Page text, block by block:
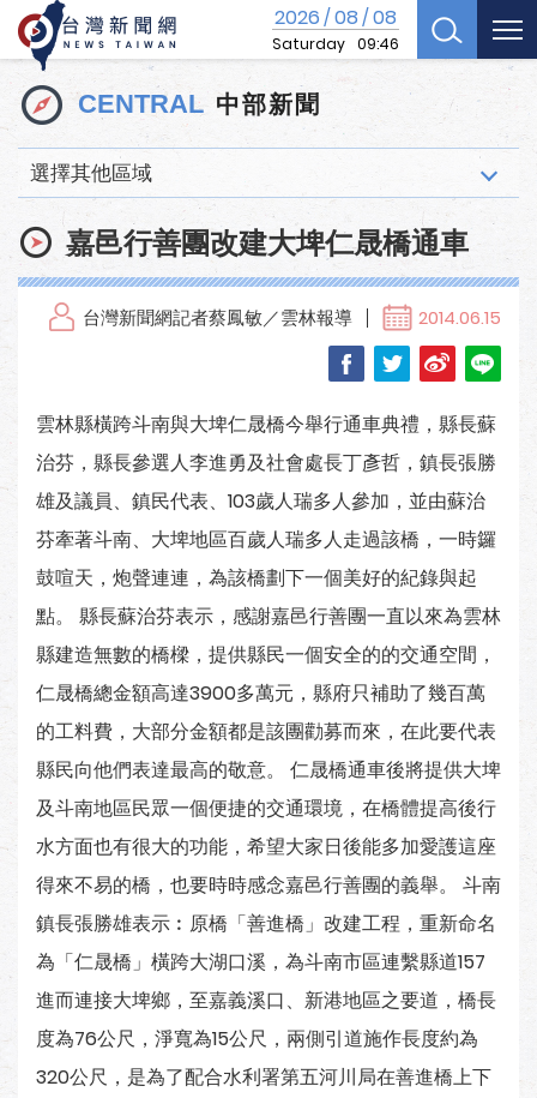
2026/08/08
Saturday 09:46
CENTRAL 中部新聞
選擇其他區域
嘉邑行善團改建大埤仁晟橋通車
台灣新聞網記者蔡鳳敏／雲林報導 2014.06.15
雲林縣橫跨斗南與大埤仁晟橋今舉行通車典禮，縣長蘇
治芬，縣長參選人李進勇及社會處長丁彥哲，鎮長張勝
雄及議員、鎮民代表、103歲人瑞多人參加，並由蘇治
芬牽著斗南、大埤地區百歲人瑞多人走過該橋，一時鑼
鼓喧天，炮聲連連，為該橋劃下一個美好的紀錄與起
點。 縣長蘇治芬表示，感謝嘉邑行善團一直以來為雲林
縣建造無數的橋樑，提供縣民一個安全的的交通空間，
仁晟橋總金額高達3900多萬元，縣府只補助了幾百萬
的工料費，大部分金額都是該團勸募而來，在此要代表
縣民向他們表達最高的敬意。 仁晟橋通車後將提供大埤
及斗南地區民眾一個便捷的交通環境，在橋體提高後行
水方面也有很大的功能，希望大家日後能多加愛護這座
得來不易的橋，也要時時感念嘉邑行善團的義舉。 斗南
鎮長張勝雄表示︰原橋「善進橋」改建工程，重新命名
為「仁晟橋」橫跨大湖口溪，為斗南市區連繫縣道157
進而連接大埤鄉，至嘉義溪口、新港地區之要道，橋長
度為76公尺，淨寬為15公尺，兩側引道施作長度約為
320公尺，是為了配合水利署第五河川局在善進橋上下